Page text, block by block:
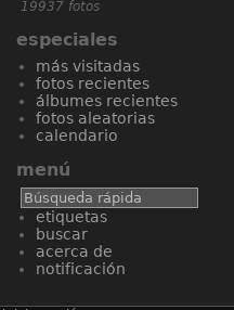
19937 fotos
especiales
más visitadas
fotos recientes
álbumes recientes
fotos aleatorias
calendario
menú
etiquetas
buscar
acerca de
notificación